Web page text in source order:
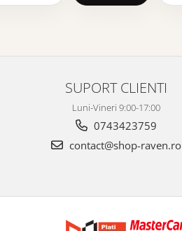
SUPORT CLIENTI
Luni-Vineri 9:00-17:00
0743423759
contact@shop-raven.ro